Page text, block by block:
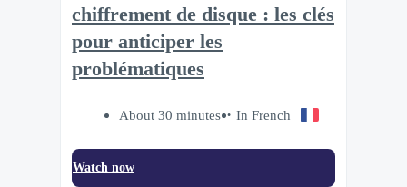
chiffrement de disque : les clés
pour anticiper les
problématiques
About 30 minutes In French
Watch now